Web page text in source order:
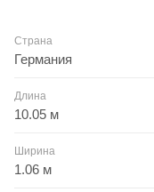
Страна
Германия
Длина
10.05 м
Ширина
1.06 м